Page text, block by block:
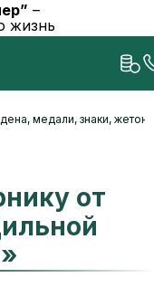
–
жизнь
медали, знаки,
от